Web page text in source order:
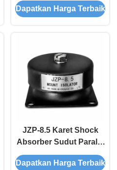
Multiarah Antistatik ESD
Dapatkan Harga Terbaik
JZP-8.5 Karet Shock
Absorber Sudut Paralel
Ketidaksejajaran
Toleransi Pengikat Anti-
Dapatkan Harga Terbaik